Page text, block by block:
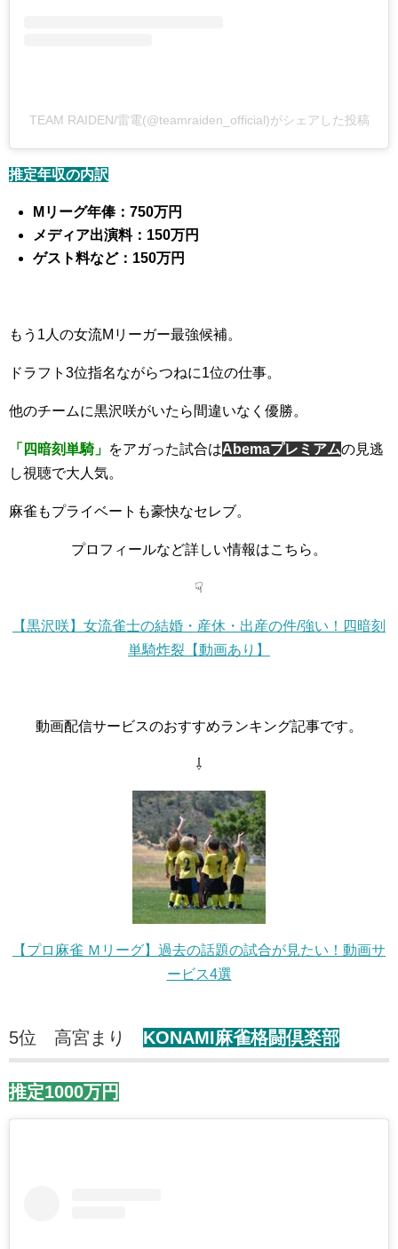
TEAM RAIDEN/雷電(@teamraiden_official)がシェアした投稿
推定年収の内訳
Mリーグ年俸：750万円
メディア出演料：150万円
ゲスト料など：150万円
もう1人の女流Mリーガー最強候補。
ドラフト3位指名ながらつねに1位の仕事。
他のチームに黒沢咲がいたら間違いなく優勝。
「四暗刻単騎」 をアガった試合はAbemaプレミアムの見逃
し視聴で大人気。
麻雀もプライベートも豪快なセレブ。
プロフィールなど詳しい情報はこちら。
☟
【黒沢咲】女流雀士の結婚・産休・出産の件/強い！四暗刻
単騎炸裂【動画あり】
動画配信サービスのおすすめランキング記事です。
⇩
【プロ麻雀 Ｍリーグ】過去の話題の試合が見たい！動画サ
ービス4選
5位 高宮まり KONAMI麻雀格闘倶楽部
推定1000万円